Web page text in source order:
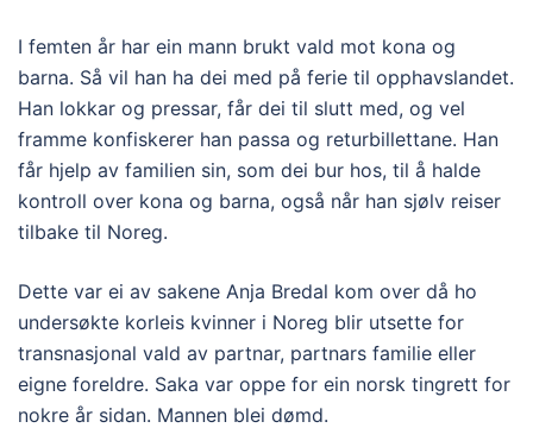
I femten år har ein mann brukt vald mot kona og
barna. Så vil han ha dei med på ferie til opphavslandet.
Han lokkar og pressar, får dei til slutt med, og vel
framme konfiskerer han passa og returbillettane. Han
får hjelp av familien sin, som dei bur hos, til å halde
kontroll over kona og barna, også når han sjølv reiser
tilbake til Noreg.
Dette var ei av sakene Anja Bredal kom over då ho
undersøkte korleis kvinner i Noreg blir utsette for
transnasjonal vald av partnar, partnars familie eller
eigne foreldre. Saka var oppe for ein norsk tingrett for
nokre år sidan. Mannen blei dømd.